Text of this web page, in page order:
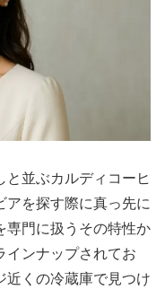
並ぶカルディコーヒ
アを探す際に真っ先に
専門に扱うその特性か
インナップされてお
近くの冷蔵庫で見つけ